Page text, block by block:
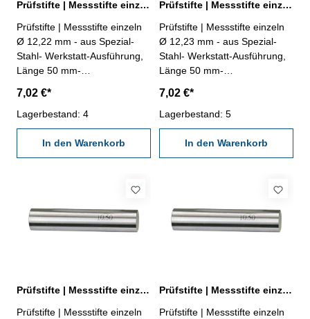
Prüfstifte | Messstifte einzeln Ø 12,22 mm ± 0,002 mm
Prüfstifte | Messstifte einzeln
Ø 12,22 mm - aus Spezial-
Stahl- Werkstatt-Ausführung,
Länge 50 mm-
Behältnis Abmessung: Ø
12,22 mm
7,02 €*
Lagerbestand: 4
In den Warenkorb
Prüfstifte | Messstifte einzeln Ø 12,23 mm ± 0,002 mm
Prüfstifte | Messstifte einzeln
Ø 12,23 mm - aus Spezial-
Stahl- Werkstatt-Ausführung,
Länge 50 mm-
Behältnis Abmessung: Ø
12,23 mm
7,02 €*
Lagerbestand: 5
In den Warenkorb
Prüfstifte | Messstifte einzeln Ø 12,24 mm ± 0,002 mm
Prüfstifte | Messstifte einzeln
Prüfstifte | Messstifte einzeln Ø 12,25 mm ± 0,002 mm
Prüfstifte | Messstifte einzeln